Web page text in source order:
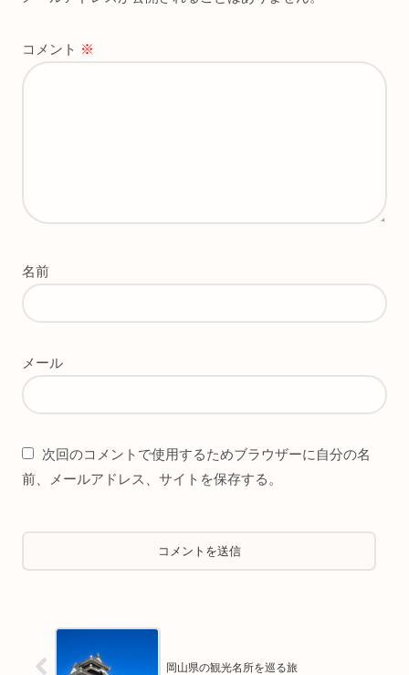
コメント ※
名前
メール
次回のコメントで使用するためブラウザーに自分の名
前、メールアドレス、サイトを保存する。
岡山県の観光名所を巡る旅